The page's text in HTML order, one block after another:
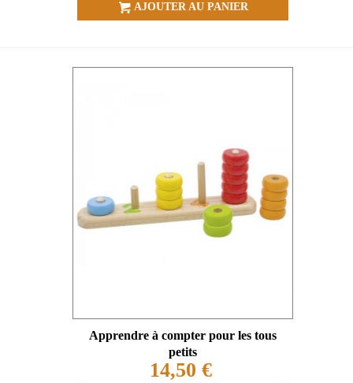
AJOUTER AU PANIER
Apprendre à compter pour les tous
petits
14,50 €